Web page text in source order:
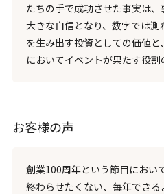
たちの手で成功させた事実は
大きな自信となり、数字では測
を生み出す投資としての価値
においてイベントが果たす役割
お客様の声
創業100周年という節目におい
終わらせたくない、毎年でき